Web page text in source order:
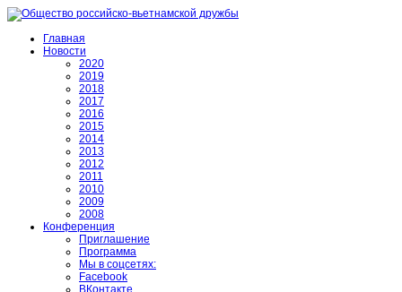
Главная
Новости
2020
2019
2018
2017
2016
2015
2014
2013
2012
2011
2010
2009
2008
Конференция
Приглашение
Программа
Мы в соцсетях:
Facebook
ВКонтакте